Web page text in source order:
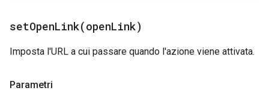
setOpenLink(openLink)
Imposta l'URL a cui passare quando l'azione viene attivata.
Parametri